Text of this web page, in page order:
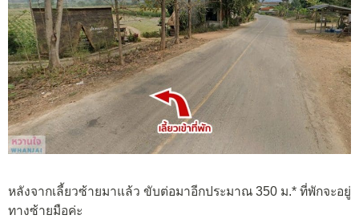
หลังจากเลี้ยวซ้ายมาแล้ว ขับต่อมาอีกประมาณ 350 ม.* ที่พักจะอยู่
ทางซ้ายมือค่ะ